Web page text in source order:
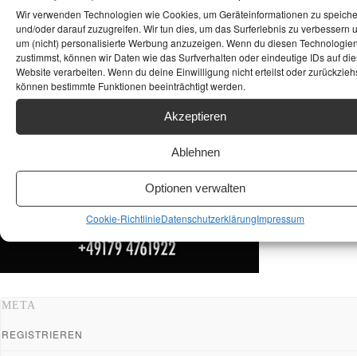
Wir verwenden Technologien wie Cookies, um Geräteinformationen zu
und/oder darauf zuzugreifen. Wir tun dies, um das Surferlebnis zu verbessern
um (nicht) personalisierte Werbung anzuzeigen. Wenn du diesen
zustimmst, können wir Daten wie das Surfverhalten oder eindeutige IDs auf
Website verarbeiten. Wenn du deine Einwilligung nicht erteilst oder
können bestimmte Funktionen beeinträchtigt werden.
Akzeptieren
Ablehnen
Optionen verwalten
Cookie-RichtlinieDatenschutzerklärungImpressum
META
REGISTRIEREN